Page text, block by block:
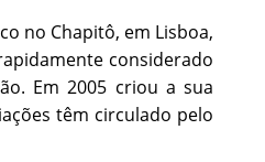
no Chapitô, em Lisboa,
considerado
Em 2005 criou a sua
têm circulado pelo